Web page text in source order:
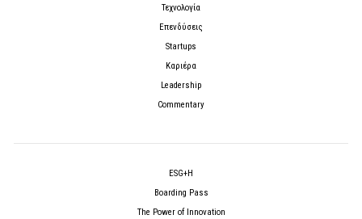
Τεχνολογία
Επενδύσεις
Startups
Καριέρα
Leadership
Commentary
ESG+H
Boarding Pass
The Power of Innovation